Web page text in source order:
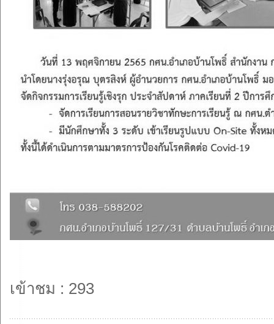
เข้าชม : 293